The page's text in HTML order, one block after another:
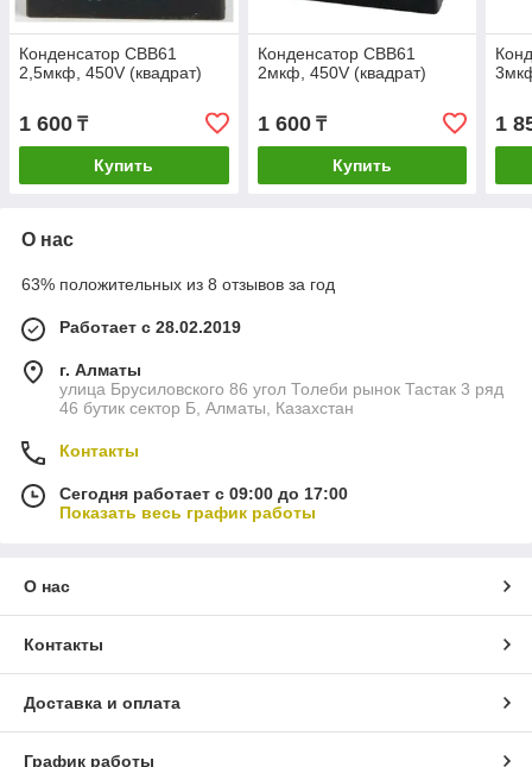
Конденсатор CBB61
2,5мкф, 450V (квадрат)
1 600 ₸
Купить
Конденсатор CBB61
2мкф, 450V (квадрат)
1 600₸
Купить
1
О нас
63% положительных из 8 отзывов за год
Работает с 28.02.2019
г. Алматы
улица Брусиловского 86 угол Толеби рынок Тастак 3 ряд
46 бутик сектор Б, Алматы, Казахстан
Контакты
Сегодня работает с 09:00 до 17:00
Показать весь график работы
О нас
Контакты
Доставка и оплата
График работы